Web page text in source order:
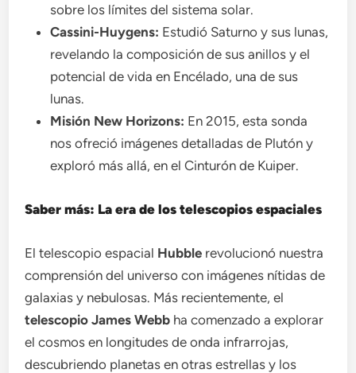
sobre los límites del sistema solar.
Cassini-Huygens: Estudió Saturno y sus lunas,
revelando la composición de sus anillos y el
potencial de vida en Encélado, una de sus
lunas.
Misión New Horizons: En 2015, esta sonda
nos ofreció imágenes detalladas de Plutón y
exploró más allá, en el Cinturón de Kuiper.
Saber más: La era de los telescopios espaciales
El telescopio espacial Hubble revolucionó nuestra
comprensión del universo con imágenes nítidas de
galaxias y nebulosas. Más recientemente, el
telescopio James Webb ha comenzado a explorar
el cosmos en longitudes de onda infrarrojas,
descubriendo planetas en otras estrellas y los